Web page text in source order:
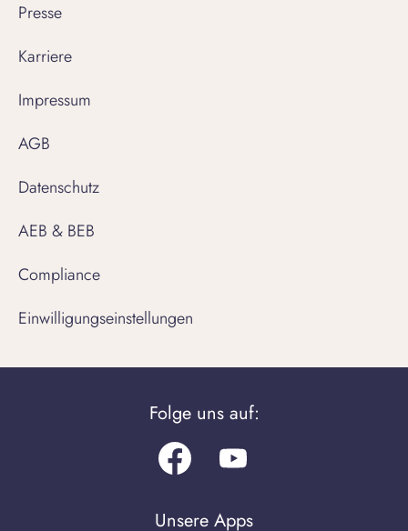
Presse
Karriere
Impressum
AGB
Datenschutz
AEB & BEB
Compliance
Einwilligungseinstellungen
Folge uns auf:
FacebookYoutube.com
Unsere Apps